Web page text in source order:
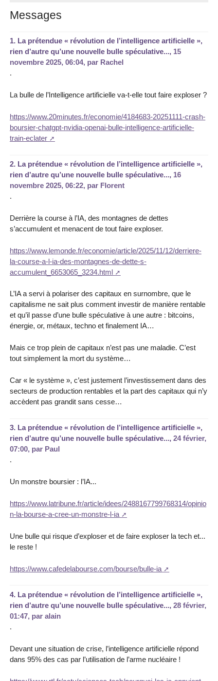
Messages
1. La prétendue « révolution de l’intelligence artificielle »,
rien d’autre qu’une nouvelle bulle spéculative..., 15
novembre 2025, 06:04, par Rachel
.
La bulle de l’Intelligence artificielle va-t-elle tout faire exploser ?
https://www.20minutes.fr/economie/4184683-20251111-crash-
boursier-chatgpt-nvidia-openai-bulle-intelligence-artificielle-
train-eclater
2. La prétendue « révolution de l’intelligence artificielle »,
rien d’autre qu’une nouvelle bulle spéculative..., 16
novembre 2025, 06:22, par Florent
.
Derrière la course à l’IA, des montagnes de dettes
s’accumulent et menacent de tout faire exploser.
https://www.lemonde.fr/economie/article/2025/11/12/derriere-
la-course-a-l-ia-des-montagnes-de-dette-s-
accumulent_6653065_3234.html
L’IA a servi à polariser des capitaux en surnombre, que le
capitalisme ne sait plus comment investir de manière rentable
et qu’il passe d’une bulle spéculative à une autre : bitcoins,
énergie, or, métaux, techno et finalement IA…
Mais ce trop plein de capitaux n’est pas une maladie. C’est
tout simplement la mort du système…
Car « le système », c’est justement l’investissement dans des
secteurs de production rentables et la part des capitaux qui n’y
accèdent pas grandit sans cesse…
3. La prétendue « révolution de l’intelligence artificielle »,
rien d’autre qu’une nouvelle bulle spéculative..., 24 février,
07:00, par Paul
.
Un monstre boursier : l’IA...
https://www.latribune.fr/article/idees/2488167799768314/opinio
n-la-bourse-a-cree-un-monstre-l-ia
Une bulle qui risque d’exploser et de faire exploser la tech et...
le reste !
https://www.cafedelabourse.com/bourse/bulle-ia
4. La prétendue « révolution de l’intelligence artificielle »,
rien d’autre qu’une nouvelle bulle spéculative..., 28 février,
01:47, par alain
.
Devant une situation de crise, l’intelligence artificielle répond
dans 95% des cas par l’utilisation de l’arme nucléaire !